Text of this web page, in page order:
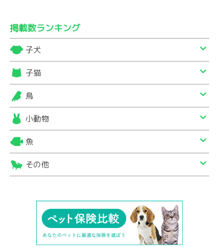
掲載数ランキング
子犬
子猫
鳥
小動物
魚
その他